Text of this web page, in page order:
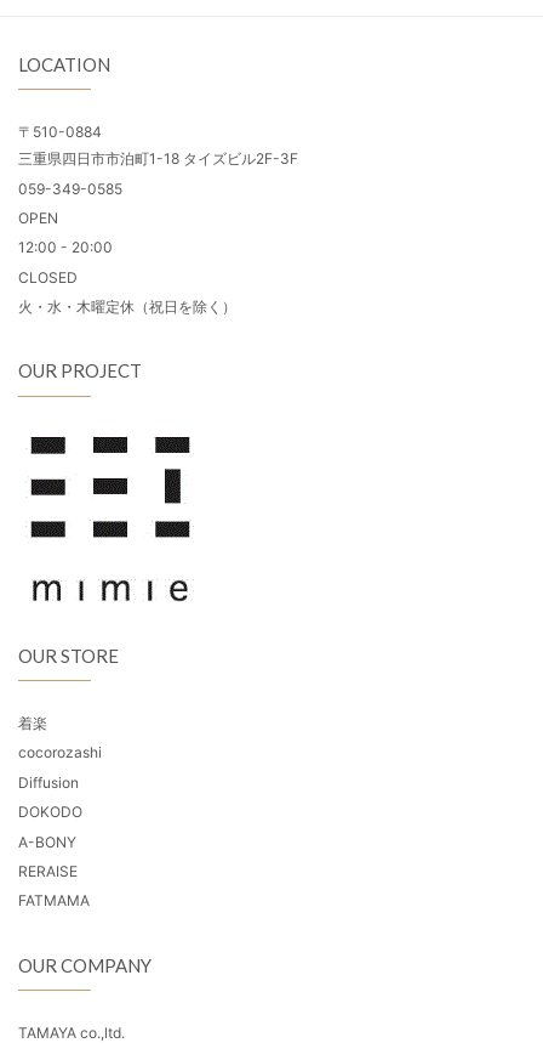
LOCATION
〒510-0884
三重県四日市市泊町1-18 タイズビル2F-3F
059-349-0585
OPEN
12:00 - 20:00
CLOSED
火・水・木曜定休（祝日を除く）
OUR PROJECT
OUR STORE
着楽
cocorozashi
Diffusion
DOKODO
A-BONY
RERAISE
FATMAMA
OUR COMPANY
TAMAYA co.,ltd.